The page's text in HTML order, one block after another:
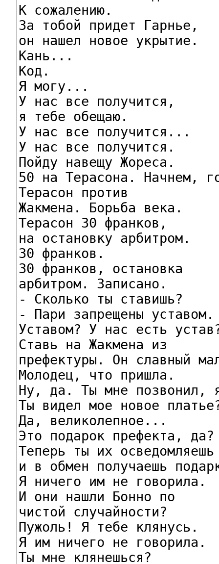
К сожалению.
За тобой придет Гарнье,
он нашел новое укрытие.
Кань...
Код.
Я могу...
У нас все получится,
я тебе обещаю.
У нас все получится...
У нас все получится.
Пойду навещу Жореса.
50 на Терасона. Начнем,
Терасон против
Жакмена. Борьба века.
Терасон 30 франков,
на остановку арбитром.
30 франков.
30 франков, остановка
арбитром. Записано.
- Сколько ты ставишь?
- Пари запрещены уставом.
Уставом? У нас есть
Ставь на Жакмена из
префектуры. Он славный
Молодец, что пришла.
Ну, да. Ты мне позвонил,
Ты видел мое новое
Да, великолепное...
Это подарок префекта, да?
Теперь ты их осведомляешь
и в обмен получаешь
Я ничего им не говорила.
И они нашли Бонно по
чистой случайности?
Пужоль! Я тебе клянусь.
Я им ничего не говорила.
Ты мне клянешься?